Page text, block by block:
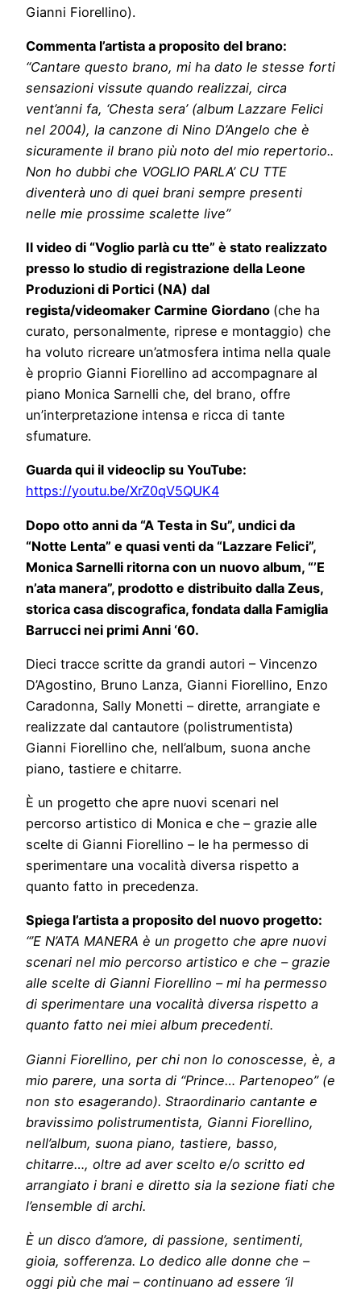
Gianni Fiorellino).
Commenta l’artista a proposito del brano:
“Cantare questo brano, mi ha dato le stesse forti
sensazioni vissute quando realizzai, circa
vent’anni fa, ‘Chesta sera’ (album Lazzare Felici
nel 2004), la canzone di Nino D’Angelo che è
sicuramente il brano più noto del mio repertorio..
Non ho dubbi che VOGLIO PARLA’ CU TTE
diventerà uno di quei brani sempre presenti
nelle mie prossime scalette live”
Il video di “Voglio parlà cu tte” è stato realizzato
presso lo studio di registrazione della Leone
Produzioni di Portici (NA) dal
regista/videomaker Carmine Giordano (che ha
curato, personalmente, riprese e montaggio) che
ha voluto ricreare un’atmosfera intima nella quale
è proprio Gianni Fiorellino ad accompagnare al
piano Monica Sarnelli che, del brano, offre
un’interpretazione intensa e ricca di tante
sfumature.
Guarda qui il videoclip su YouTube:
https://youtu.be/XrZ0qV5QUK4
Dopo otto anni da “A Testa in Su”, undici da
“Notte Lenta” e quasi venti da “Lazzare Felici”,
Monica Sarnelli ritorna con un nuovo album, “’E
n’ata manera”, prodotto e distribuito dalla Zeus,
storica casa discografica, fondata dalla Famiglia
Barrucci nei primi Anni ‘60.
Dieci tracce scritte da grandi autori – Vincenzo
D’Agostino, Bruno Lanza, Gianni Fiorellino, Enzo
Caradonna, Sally Monetti – dirette, arrangiate e
realizzate dal cantautore (polistrumentista)
Gianni Fiorellino che, nell’album, suona anche
piano, tastiere e chitarre.
È un progetto che apre nuovi scenari nel
percorso artistico di Monica e che – grazie alle
scelte di Gianni Fiorellino – le ha permesso di
sperimentare una vocalità diversa rispetto a
quanto fatto in precedenza.
Spiega l’artista a proposito del nuovo progetto:
“’E N’ATA MANERA è un progetto che apre nuovi
scenari nel mio percorso artistico e che – grazie
alle scelte di Gianni Fiorellino – mi ha permesso
di sperimentare una vocalità diversa rispetto a
quanto fatto nei miei album precedenti.
Gianni Fiorellino, per chi non lo conoscesse, è, a
mio parere, una sorta di “Prince… Partenopeo” (e
non sto esagerando). Straordinario cantante e
bravissimo polistrumentista, Gianni Fiorellino,
nell’album, suona piano, tastiere, basso,
chitarre…, oltre ad aver scelto e/o scritto ed
arrangiato i brani e diretto sia la sezione fiati che
l’ensemble di archi.
È un disco d’amore, di passione, sentimenti,
gioia, sofferenza. Lo dedico alle donne che –
oggi più che mai – continuano ad essere ‘il